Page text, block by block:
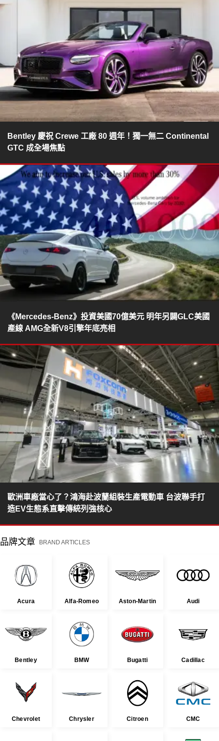
Bentley 慶祝 Crewe 工廠 80 週年！獨一無二 Continental
GTC 成全場焦點
《Mercedes-Benz》投資美國70億美元 明年另闢GLC美國
產線 AMG全新V8引擎年底亮相
歐洲車廠當心了？鴻海赴波蘭組裝生產電動車 台波聯手打
造EV生態系直擊傳統列強核心
品牌文章 BRAND ARTICLES
Acura Alfa-Romeo Aston-Martin Audi
Bentley BMW Bugatti Cadillac
Chevrolet Chrysler Citroen CMC